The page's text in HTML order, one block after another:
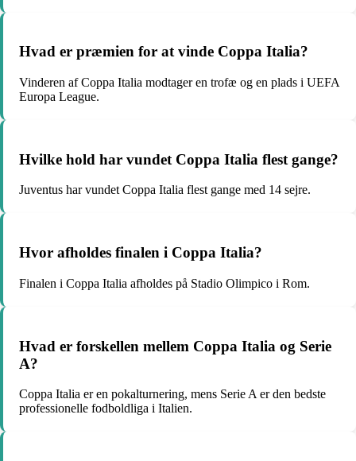
Hvad er præmien for at vinde Coppa Italia?
Vinderen af Coppa Italia modtager en trofæ og en plads i UEFA
Europa League.
Hvilke hold har vundet Coppa Italia flest gange?
Juventus har vundet Coppa Italia flest gange med 14 sejre.
Hvor afholdes finalen i Coppa Italia?
Finalen i Coppa Italia afholdes på Stadio Olimpico i Rom.
Hvad er forskellen mellem Coppa Italia og Serie
A?
Coppa Italia er en pokalturnering, mens Serie A er den bedste
professionelle fodboldliga i Italien.